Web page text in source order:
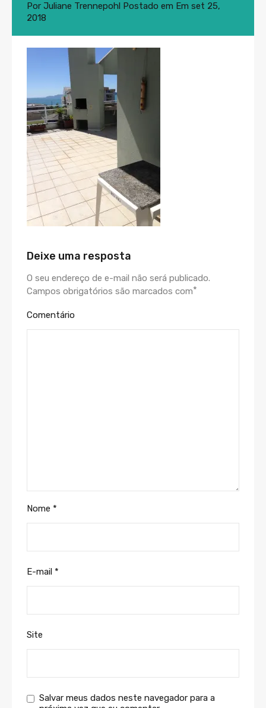
Por Juliane Trennepohl Postado em Em set 25,
2018
Deixe uma resposta
O seu endereço de e-mail não será publicado.
Campos obrigatórios são marcados com*
Comentário
Nome *
E-mail *
Site
Salvar meus dados neste navegador para a